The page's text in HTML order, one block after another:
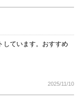
しています。おすすめ
2025/11/10